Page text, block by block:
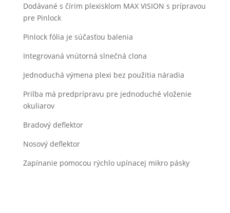
Dodávané s čírim plexisklom MAX VISION s prípravou
pre Pinlock
Pinlock fólia je súčasťou balenia
Integrovaná vnútorná slnečná clona
Jednoduchá výmena plexi bez použitia náradia
Prilba má predprípravu pre jednoduché vloženie
okuliarov
Bradový deflektor
Nosový deflektor
Zapínanie pomocou rýchlo upínacej mikro pásky